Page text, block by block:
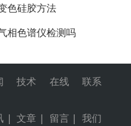
色硅胶方法
相色谱仪检测吗
技术
文章
在线
留言
联系
我们